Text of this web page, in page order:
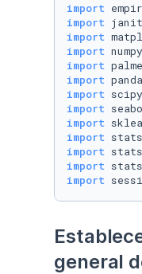
import
import
import
import numpy
import
import
import
import
import
import
import
import
import
general